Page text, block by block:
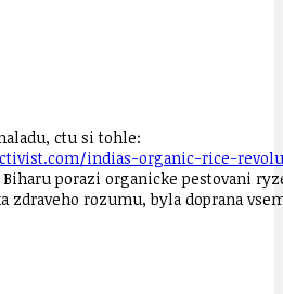
ctu si tohle:
indias-organic-rice-
porazi organicke pestovani
zdraveho rozumu, byla doprana